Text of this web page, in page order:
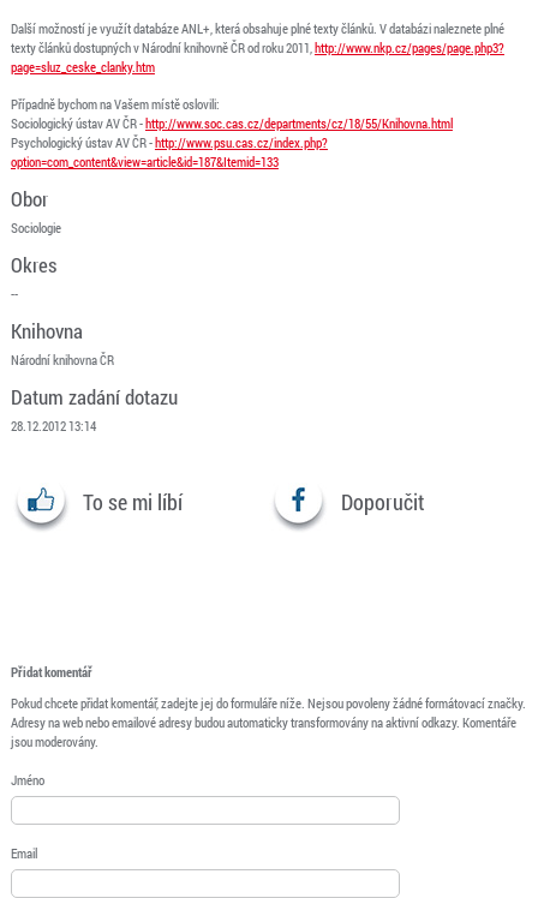
Další možností je využít databáze ANL+, která obsahuje plné texty článků. V databázi naleznete plné
texty článků dostupných v Národní knihovně ČR od roku 2011,http://www.nkp.cz/pages/page.php3?
page=sluz_ceske_clanky.htm
Případně bychom na Vašem místě oslovili:
Sociologický ústav AV ČR -http://www.soc.cas.cz/departments/cz/18/55/Knihovna.html
Psychologický ústav AV ČR -http://www.psu.cas.cz/index.php?
option=com_content&view=article&id=187&Itemid=133
Obor
Sociologie
Okres
--
Knihovna
Národní knihovna ČR
Datum zadání dotazu
28.12.2012 13:14
To se mi líbí Doporučit
Přidat komentář
Pokud chcete přidat komentář, zadejte jej do formuláře níže. Nejsou povoleny žádné formátovací značky.
Adresy na web nebo emailové adresy budou automaticky transformovány na aktivní odkazy. Komentáře
jsou moderovány.
Jméno
Email